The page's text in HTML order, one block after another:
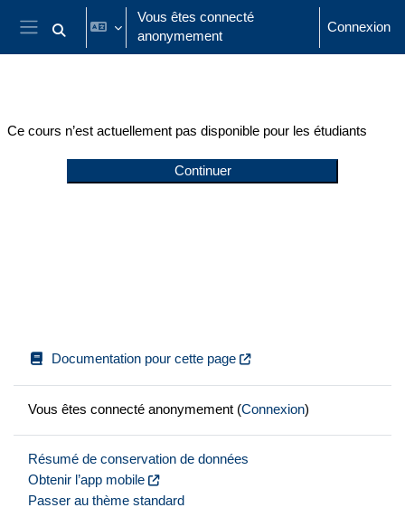
Passer au contenu principal
Panneau latéral
Activer/désactiver la saisie de recherche
Vous êtes connecté
anonymement
Connexion
Ce cours n’est actuellement pas disponible pour les étudiants
Continuer
Documentation pour cette page
Vous êtes connecté anonymement (Connexion)
Résumé de conservation de données
Obtenir l’app mobile
Passer au thème standard